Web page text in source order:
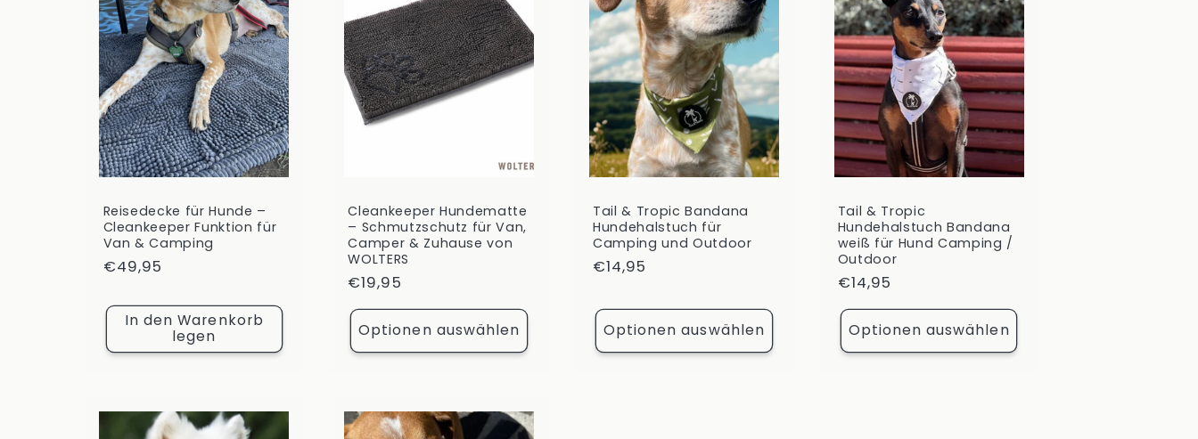
Reisedecke für Hunde –
Cleankeeper Funktion für
Van & Camping
Normaler
€49,95
In den Warenkorb
legen
Cleankeeper Hundematte
– Schmutzschutz für Van,
Camper & Zuhause von
WOLTERS
Normaler
Preis
€19,95
Optionen auswählen
Tail & Tropic Bandana
Hundehalstuch für
Camping und Outdoor
Normaler
€14,95
Optionen auswählen
Tail & Tropic
Hundehalstuch Bandana
weiß für Hund Camping /
Outdoor
Normaler
Preis
€14,95
Optionen auswählen